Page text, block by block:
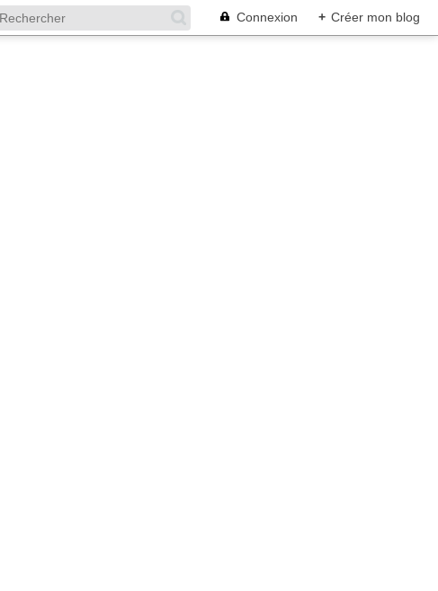
Connexion + Créer mon blog